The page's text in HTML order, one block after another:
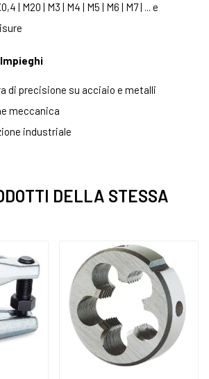
| M20 | M3 | M4 | M5 | M6 | M7 | ... e
di precisione su acciaio e metalli
meccanica
industriale
DELLA STESSA